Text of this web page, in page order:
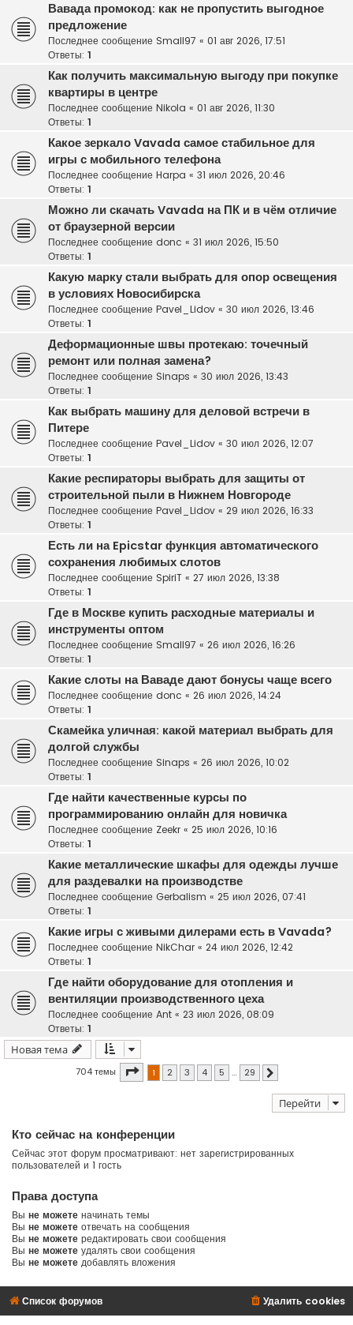
Вавада промокод: как не пропустить выгодное
предложение
Последнее сообщение Small97 « 01 авг 2026, 17:51
Ответы: 1
Как получить максимальную выгоду при покупке
квартиры в центре
Последнее сообщение Nikola « 01 авг 2026, 11:30
Ответы: 1
Какое зеркало Vavada самое стабильное для
игры с мобильного телефона
Последнее сообщение Harpa « 31 июл 2026, 20:46
Ответы: 1
Можно ли скачать Vavada на ПК и в чём отличие
от браузерной версии
Последнее сообщение donc « 31 июл 2026, 15:50
Ответы: 1
Какую марку стали выбрать для опор освещения
в условиях Новосибирска
Последнее сообщение Pavel_Lidov « 30 июл 2026, 13:46
Ответы: 1
Деформационные швы протекаю: точечный
ремонт или полная замена?
Последнее сообщение Sinaps « 30 июл 2026, 13:43
Ответы: 1
Как выбрать машину для деловой встречи в
Питере
Последнее сообщение Pavel_Lidov « 30 июл 2026, 12:07
Ответы: 1
Какие респираторы выбрать для защиты от
строительной пыли в Нижнем Новгороде
Последнее сообщение Pavel_Lidov « 29 июл 2026, 16:33
Ответы: 1
Есть ли на Epicstar функция автоматического
сохранения любимых слотов
Последнее сообщение SpiriT « 27 июл 2026, 13:38
Ответы: 1
Где в Москве купить расходные материалы и
инструменты оптом
Последнее сообщение Small97 « 26 июл 2026, 16:26
Ответы: 1
Какие слоты на Ваваде дают бонусы чаще всего
Последнее сообщение donc « 26 июл 2026, 14:24
Ответы: 1
Скамейка уличная: какой материал выбрать для
долгой службы
Последнее сообщение Sinaps « 26 июл 2026, 10:02
Ответы: 1
Где найти качественные курсы по
программированию онлайн для новичка
Последнее сообщение Zeekr « 25 июл 2026, 10:16
Ответы: 1
Какие металлические шкафы для одежды лучше
для раздевалки на производстве
Последнее сообщение Gerbalism « 25 июл 2026, 07:41
Ответы: 1
Какие игры с живыми дилерами есть в Vavada?
Последнее сообщение NikChar « 24 июл 2026, 12:42
Ответы: 1
Где найти оборудование для отопления и
вентиляции производственного цеха
Последнее сообщение Ant « 23 июл 2026, 08:09
Ответы: 1
Новая тема
704 темы Страница 1из 29
1 2 3 4 5 … 29
Перейти
Кто сейчас на конференции
Сейчас этот форум просматривают: нет зарегистрированных
пользователей и 1 гость
Права доступа
Вы не можете начинать темы
Вы не можете отвечать на сообщения
Вы не можете редактировать свои сообщения
Вы не можете удалять свои сообщения
Вы не можете добавлять вложения
Список форумов Удалить cookies